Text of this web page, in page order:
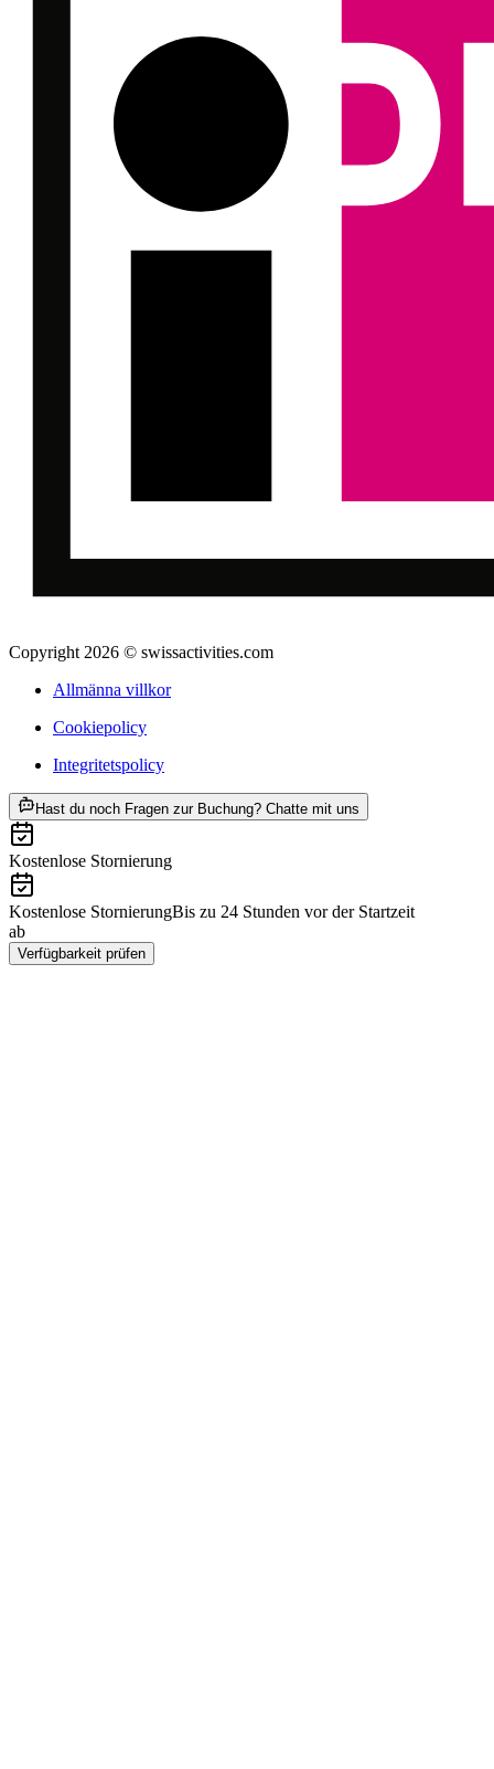
Copyright 2026 © swissactivities.com
Allmänna villkor
Cookiepolicy
Integritetspolicy
Hast du noch Fragen zur Buchung? Chatte mit uns
Kostenlose Stornierung
Kostenlose StornierungBis zu 24 Stunden vor der Startzeit
ab
Verfügbarkeit prüfen